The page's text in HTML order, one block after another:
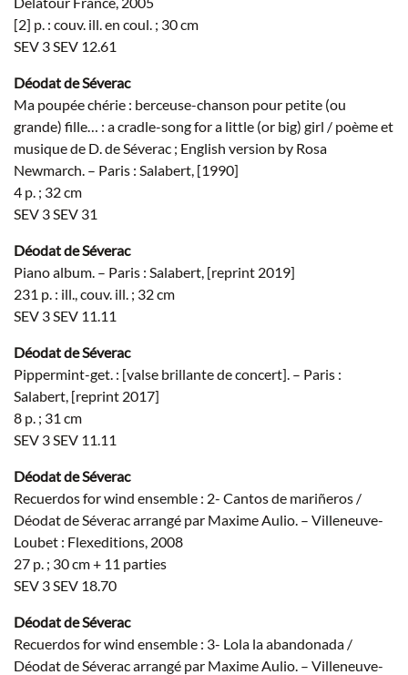
[2] p. : couv. ill. en coul. ; 30 cm
SEV 3 SEV 12.61
Déodat de Séverac
Ma poupée chérie : berceuse-chanson pour petite (ou
grande) fille… : a cradle-song for a little (or big) girl / poème et
musique de D. de Séverac ; English version by Rosa
Newmarch. – Paris : Salabert, [1990]
4 p. ; 32 cm
SEV 3 SEV 31
Déodat de Séverac
Piano album. – Paris : Salabert, [reprint 2019]
231 p. : ill., couv. ill. ; 32 cm
SEV 3 SEV 11.11
Déodat de Séverac
Pippermint-get. : [valse brillante de concert]. – Paris :
Salabert, [reprint 2017]
8 p. ; 31 cm
SEV 3 SEV 11.11
Déodat de Séverac
Recuerdos for wind ensemble : 2- Cantos de mariñeros /
Déodat de Séverac arrangé par Maxime Aulio. – Villeneuve-
Loubet : Flexeditions, 2008
27 p. ; 30 cm + 11 parties
SEV 3 SEV 18.70
Déodat de Séverac
Recuerdos for wind ensemble : 3- Lola la abandonada /
Déodat de Séverac arrangé par Maxime Aulio. – Villeneuve-